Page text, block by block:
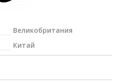
Великобритания
Китай